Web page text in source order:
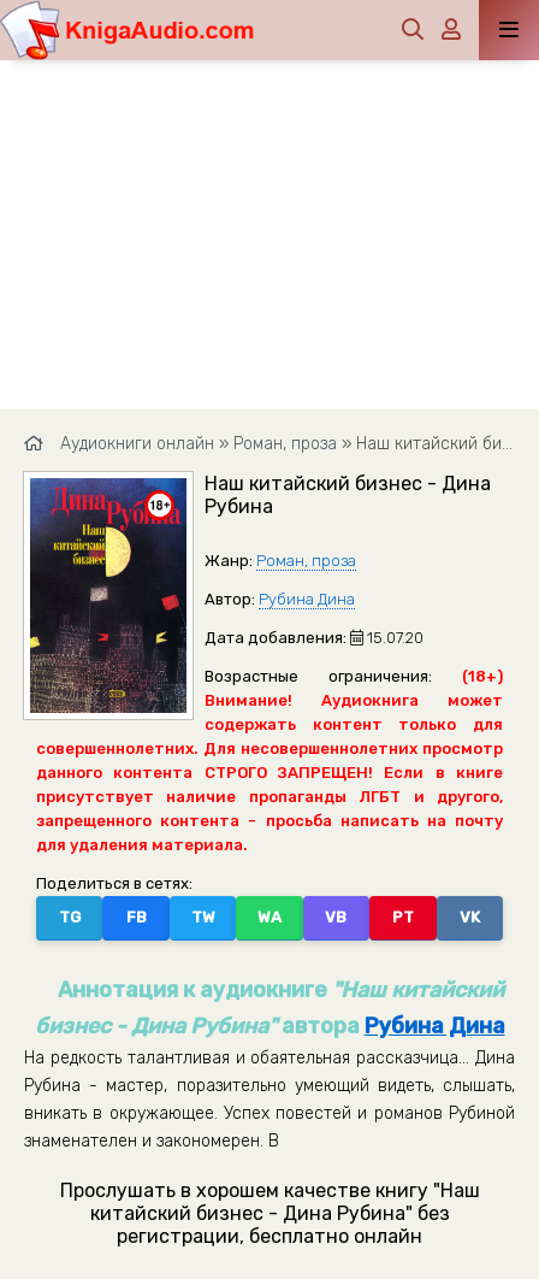
Аудиокниги онлайн » Роман, проза » Наш китайский бизнес - Дина Рубина
Наш китайский бизнес - Дина
Рубина
Жанр: Роман, проза
Автор: Рубина Дина
Дата добавления: 15.07.20
Возрастные ограничения:
(18+)
Внимание! Аудиокнига может
содержать контент только для
совершеннолетних. Для несовершеннолетних просмотр
данного контента СТРОГО ЗАПРЕЩЕН! Если в книге
присутствует наличие пропаганды ЛГБТ и другого,
запрещенного контента - просьба написать на почту
для удаления материала.
Поделиться в сетях:
TG
FB TW WA VB PT VK
Аннотация к аудиокниге "Наш китайский
бизнес - Дина Рубина"автора Рубина Дина
На редкость талантливая и обаятельная рассказчица... Дина
Рубина - мастер, поразительно умеющий видеть, слышать,
вникать в окружающее. Успех повестей и романов Рубиной
знаменателен и закономерен. В
Прослушать в хорошем качестве книгу "Наш
китайский бизнес - Дина Рубина" без
регистрации, бесплатно онлайн